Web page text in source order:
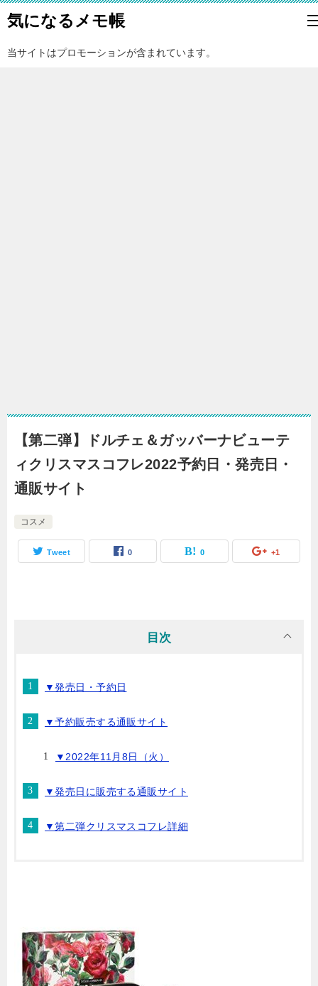
気になるメモ帳
当サイトはプロモーションが含まれています。
【第二弾】ドルチェ＆ガッバーナビューテ
ィクリスマスコフレ2022予約日・発売日・
通販サイト
コスメ
Tweet 0 0 +1
目次
▼発売日・予約日
▼予約販売する通販サイト
▼2022年11月8日（火）
▼発売日に販売する通販サイト
▼第二弾クリスマスコフレ詳細